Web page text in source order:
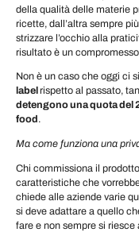
della qualità delle materie
ricette, dall’altra sempre
strizzare l’occhio alla
risultato è un
Non è un caso che oggi ci
label rispetto al passato,
detengono una quota del
food .
Ma come funziona una
Chi commissiona il
caratteristiche che
chiede alle aziende varie
si deve adattare a quello
fare e non sempre si riesce